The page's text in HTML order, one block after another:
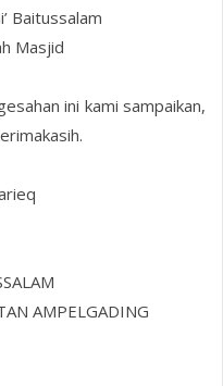
Baitussalam
Masjid
ini kami sampaikan,
AMPELGADING